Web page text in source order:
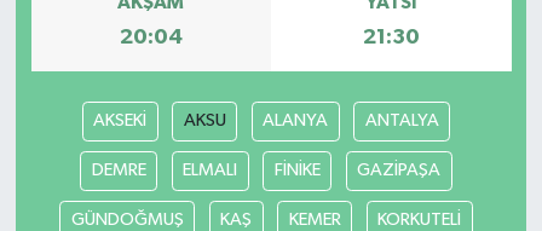
20:04 21:30
AKSEKİ AKSU ALANYA ANTALYA
DEMRE ELMALI FİNİKE GAZİPAŞA
GÜNDOĞMUŞ KAŞ KEMER KORKUTELİ